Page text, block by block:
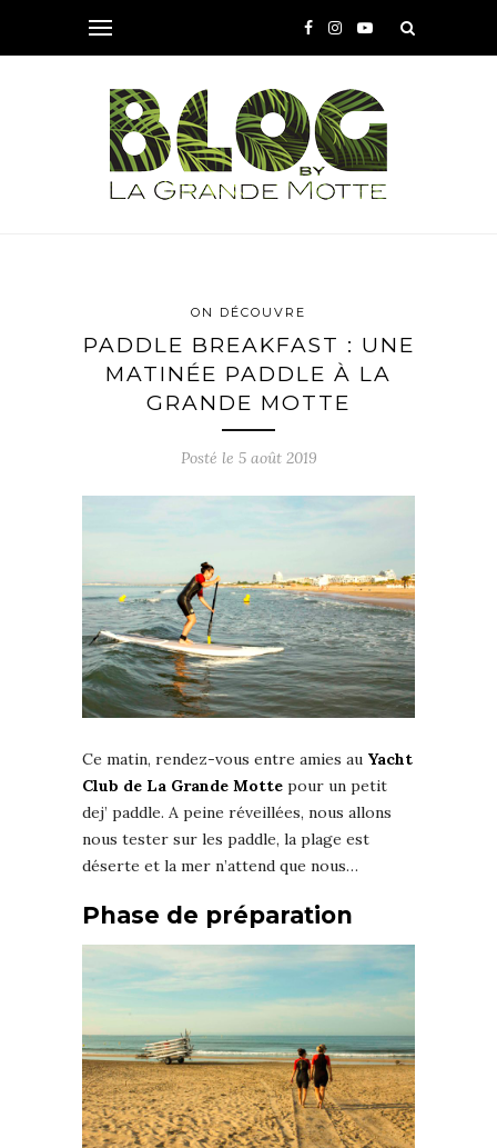
ON DÉCOUVRE
PADDLE BREAKFAST : UNE
MATINÉE PADDLE À LA
GRANDE MOTTE
Posté le 5 août 2019
Ce matin, rendez-vous entre amies au Yacht
Club de La Grande Motte pour un petit
dej’ paddle. A peine réveillées, nous allons
nous tester sur les paddle, la plage est
déserte et la mer n’attend que nous…
Phase de préparation